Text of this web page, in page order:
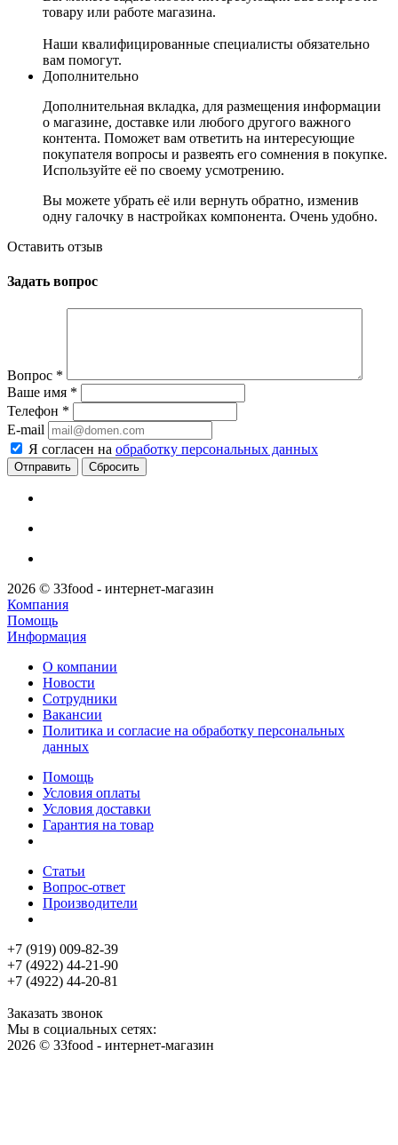
товару или работе магазина.
Наши квалифицированные специалисты обязательно
вам помогут.
Дополнительно
Дополнительная вкладка, для размещения информации
о магазине, доставке или любого другого важного
контента. Поможет вам ответить на интересующие
покупателя вопросы и развеять его сомнения в покупке.
Используйте её по своему усмотрению.
Вы можете убрать её или вернуть обратно, изменив
одну галочку в настройках компонента. Очень удобно.
Оставить отзыв
Задать вопрос
Вопрос *
Ваше имя *
Телефон *
E-mail
Я согласен на обработку персональных данных
Сбросить
2026 © 33food - интернет-магазин
Компания
Помощь
Информация
О компании
Новости
Сотрудники
Вакансии
Политика и согласие на обработку персональных
данных
Помощь
Условия оплаты
Условия доставки
Гарантия на товар
Статьи
Вопрос-ответ
Производители
+7 (919) 009-82-39
+7 (4922) 44-21-90
+7 (4922) 44-20-81
Заказать звонок
Мы в социальных сетях:
2026 © 33food - интернет-магазин